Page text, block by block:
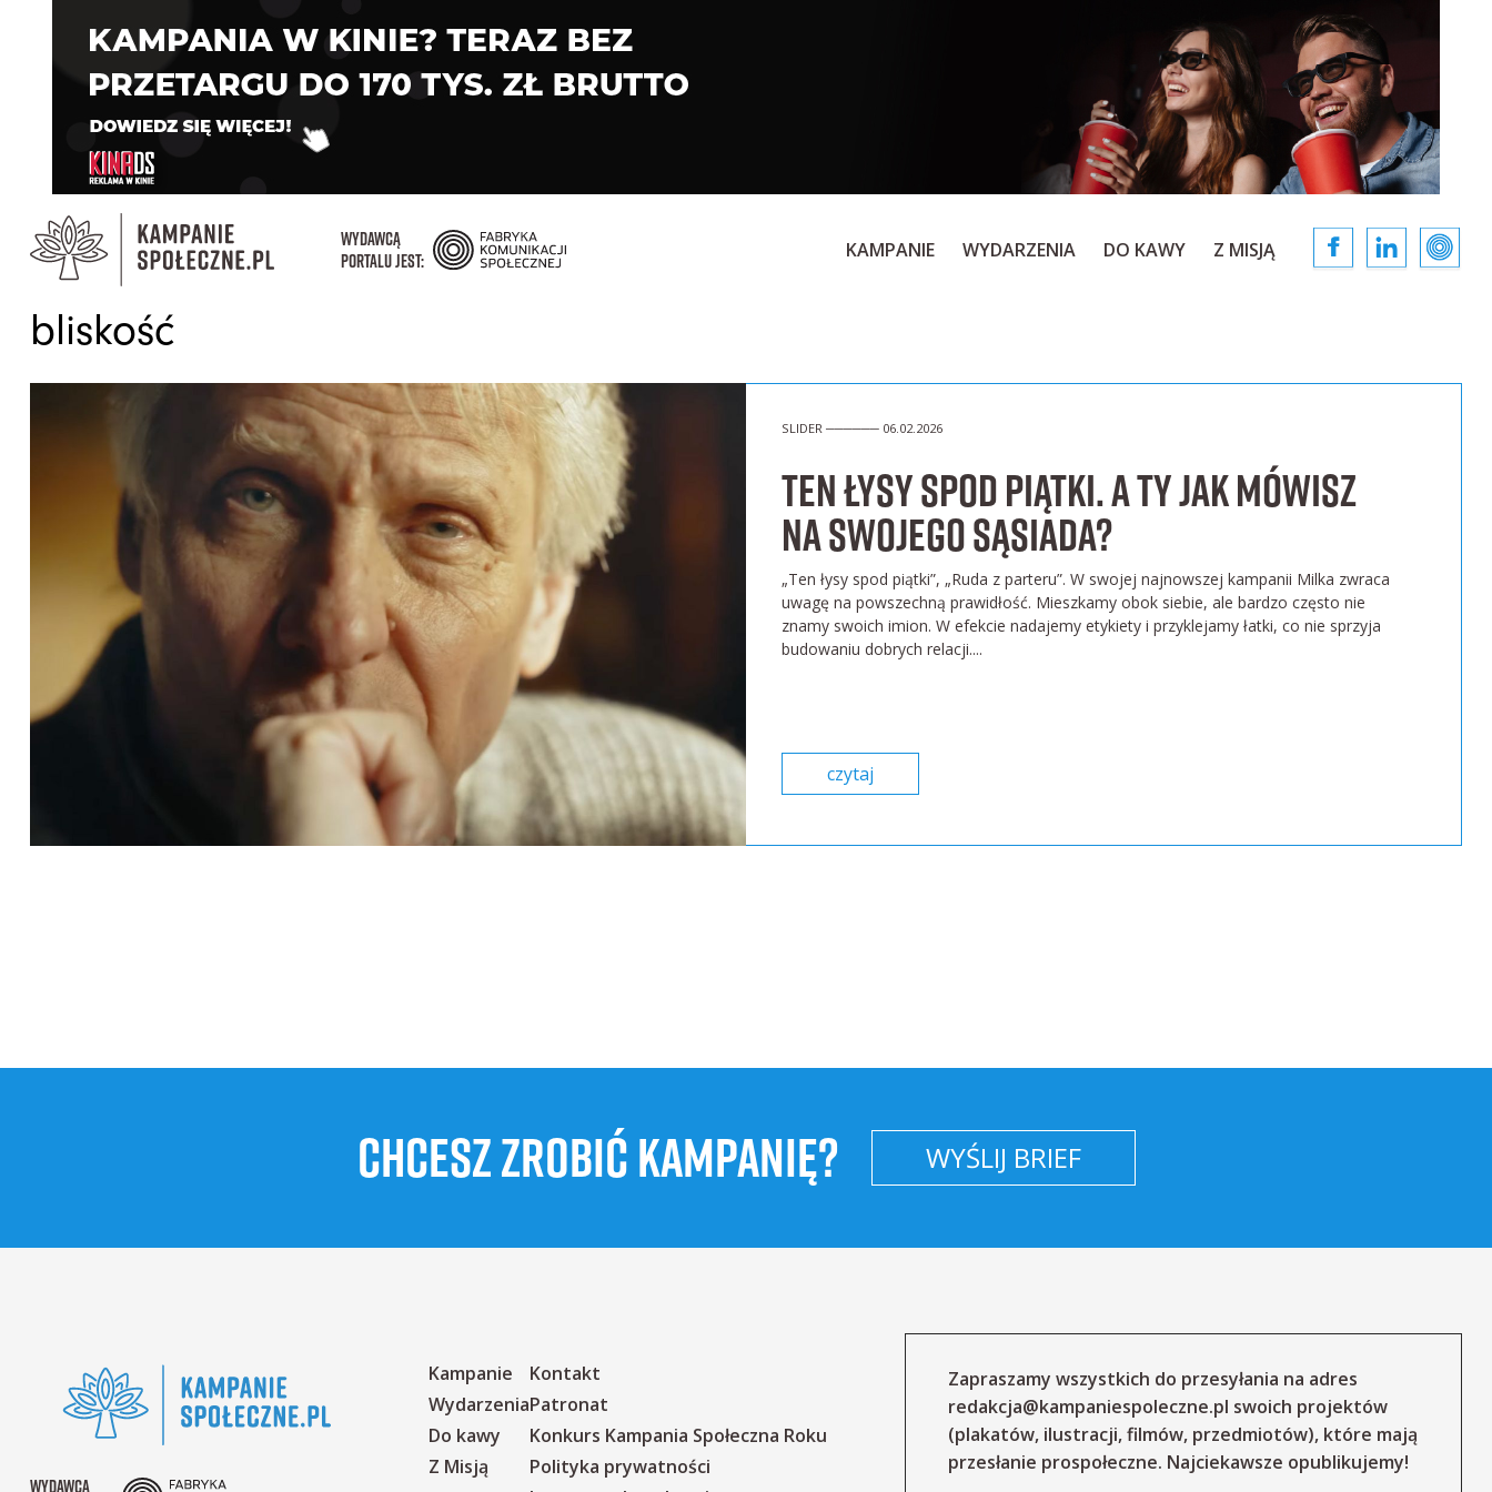
WYDAWCĄ
PORTALU JEST:
KAMPANIE WYDARZENIA DO KAWY Z MISJĄ
bliskość
SLIDER ────── 06.02.2026
Ten łysy spod piątki. A Ty jak mówisz
na swojego sąsiada?
„Ten łysy spod piątki”, „Ruda z parteru”. W swojej najnowszej kampanii Milka zwraca
uwagę na powszechną prawidłość. Mieszkamy obok siebie, ale bardzo często nie
znamy swoich imion. W efekcie nadajemy etykiety i przyklejamy łatki, co nie sprzyja
budowaniu dobrych relacji....
czytaj
CHCESZ ZROBIĆ KAMPANIĘ? WYŚLIJ BRIEF
WYDAWCĄ
Kampanie
Wydarzenia
Do kawy
Z Misją
Kontakt
Patronat
Konkurs Kampania Społeczna Roku
Polityka prywatności
Zapraszamy wszystkich do przesyłania na adres
redakcja@kampaniespoleczne.pl swoich projektów
(plakatów, ilustracji, filmów, przedmiotów), które mają
przesłanie prospołeczne. Najciekawsze opublikujemy!